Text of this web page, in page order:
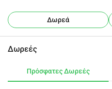
Δωρεά
Δωρεές
Πρόσφατες Δωρεές